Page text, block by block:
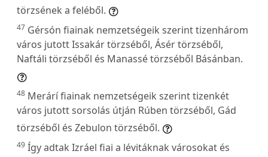
törzsének a feléből.
47 Gérsón fiainak nemzetségeik szerint tizenhárom
város jutott Issakár törzséből, Ásér törzséből,
Naftáli törzséből és Manassé törzséből Básánban.
48 Merárí fiainak nemzetségeik szerint tizenkét
város jutott sorsolás útján Rúben törzséből, Gád
törzséből és Zebulon törzséből.
49 Így adtak Izráel fiai a lévitáknak városokat és